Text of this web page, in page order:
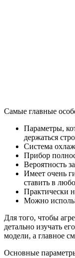
Самые главные
Параметры,
держаться
Система
Прибор
Вероятность
Имеет очень
ставить в
Практически
Можно
Для того, чтобы
детально изучать
модели, а главное
Основные